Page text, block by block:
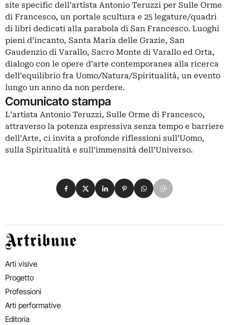
site specific dell’artista Antonio Teruzzi per Sulle Orme
di Francesco, un portale scultura e 25 legature/quadri
di libri dedicati alla parabola di San Francesco. Luoghi
pieni d’incanto, Santa Maria delle Grazie, San
Gaudenzio di Varallo, Sacro Monte di Varallo ed Orta,
dialogo con le opere d’arte contemporanea alla ricerca
dell’equilibrio fra Uomo/Natura/Spiritualità, un evento
lungo un anno da non perdere.
Comunicato stampa
L’artista Antonio Teruzzi, Sulle Orme di Francesco,
attraverso la potenza espressiva senza tempo e barriere
dell’Arte, ci invita a profonde riflessioni sull’Uomo,
sulla Spiritualità e sull’immensità dell’Universo.
Condividi su Facebook
Condividi su X
Condividi su LinkedIn
Condividi su Pinterest
Condividi su WhatsApp
Condividi su Email
Artribune
Arti visive
Progetto
Professioni
Arti performative
Editoria